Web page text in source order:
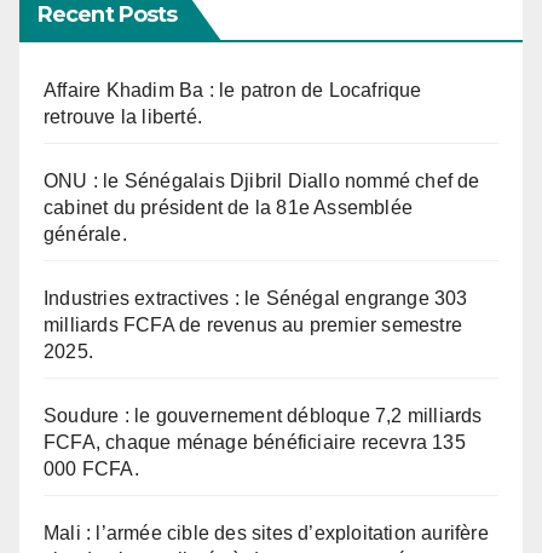
Recent Posts
Affaire Khadim Ba : le patron de Locafrique
retrouve la liberté.
ONU : le Sénégalais Djibril Diallo nommé chef de
cabinet du président de la 81e Assemblée
générale.
Industries extractives : le Sénégal engrange 303
milliards FCFA de revenus au premier semestre
2025.
Soudure : le gouvernement débloque 7,2 milliards
FCFA, chaque ménage bénéficiaire recevra 135
000 FCFA.
Mali : l’armée cible des sites d’exploitation aurifère